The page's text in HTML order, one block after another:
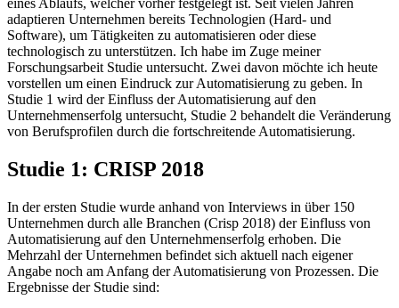
adaptieren Unternehmen bereits Technologien (Hard- und
Software), um Tätigkeiten zu automatisieren oder diese
technologisch zu unterstützen. Ich habe im Zuge meiner
Forschungsarbeit Studie untersucht. Zwei davon möchte ich heute
vorstellen um einen Eindruck zur Automatisierung zu geben. In
Studie 1 wird der Einfluss der Automatisierung auf den
Unternehmenserfolg untersucht, Studie 2 behandelt die Veränderung
von Berufsprofilen durch die fortschreitende Automatisierung.
Studie 1: CRISP 2018
In der ersten Studie wurde anhand von Interviews in über 150
Unternehmen durch alle Branchen (Crisp 2018) der Einfluss von
Automatisierung auf den Unternehmenserfolg erhoben. Die
Mehrzahl der Unternehmen befindet sich aktuell nach eigener
Angabe noch am Anfang der Automatisierung von Prozessen. Die
Ergebnisse der Studie sind: